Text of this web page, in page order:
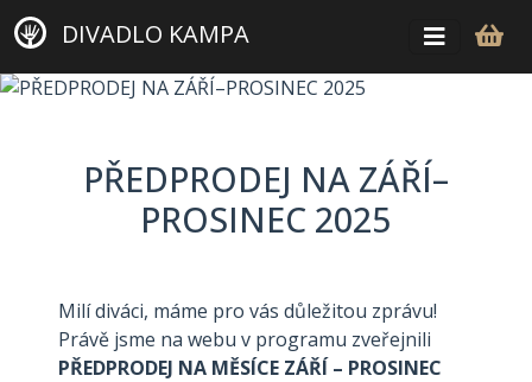
DIVADLO KAMPA
PŘEDPRODEJ NA ZÁŘÍ–
PROSINEC 2025
Milí diváci, máme pro vás důležitou zprávu!
Právě jsme na webu v programu zveřejnili
PŘEDPRODEJ NA MĚSÍCE ZÁŘÍ – PROSINEC